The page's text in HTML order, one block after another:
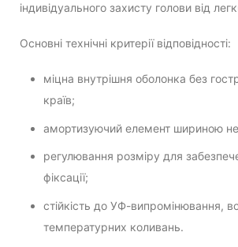
індивідуального захисту голови від
Основні технічні критерії відповідності:
міцна внутрішня оболонка без
країв;
амортизуючий елемент шириною
регулювання розміру для
фіксації;
стійкість до УФ-випромінювання,
температурних коливань.